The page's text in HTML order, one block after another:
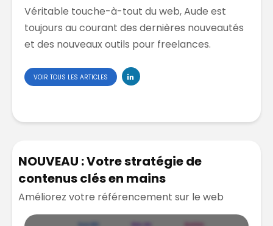
Véritable touche-à-tout du web, Aude est
toujours au courant des dernières nouveautés
et des nouveaux outils pour freelances.
VOIR TOUS LES ARTICLES
NOUVEAU : Votre stratégie de
contenus clés en mains
Améliorez votre référencement sur le web